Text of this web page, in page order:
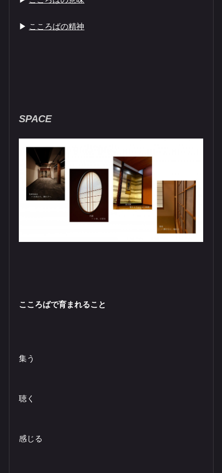
▶︎ こころばの精神​​
SPACE
こころばで育まれること
​集う
​聴く
​感じる